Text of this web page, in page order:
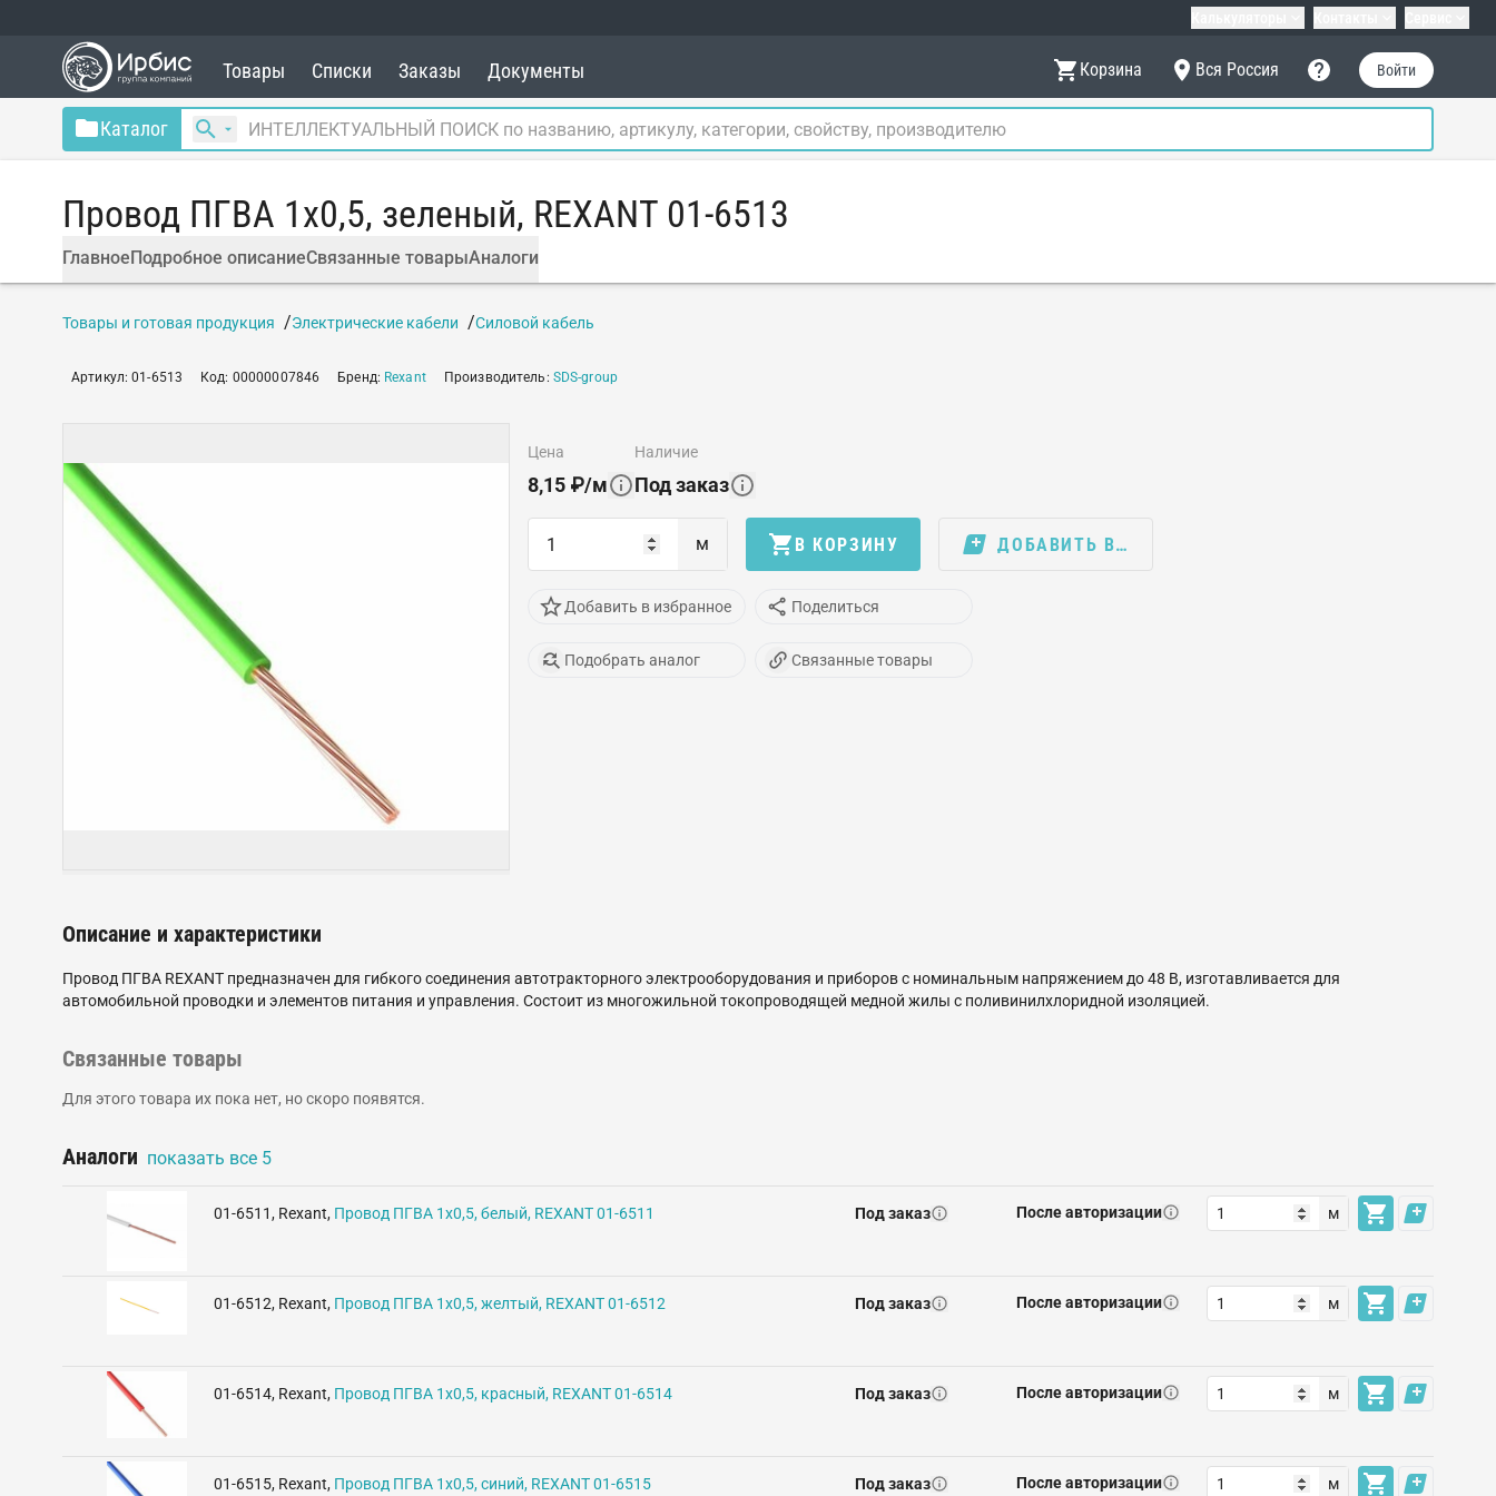
Товары Списки Заказы Документы Корзина Вся Россия Войти
Каталог
Провод ПГВА 1х0,5, зеленый, REXANT 01-6513
ГлавноеПодробное описаниеСвязанные товарыАналоги
Товары и готовая продукция Электрические кабели Силовой кабель
Артикул:01-6513 Код: 00000007846 Бренд: Rexant Производитель: SDS-group
цена
8,15 ₽/м
наличие
Под заказ
м В КОРЗИНУ ДОБАВИТЬ В…
Добавить в избранное Поделиться
Подобрать аналог Связанные товары
Описание и характеристики
Провод ПГВА REXANT предназначен для гибкого соединения автотракторного электрооборудования и приборов с номинальным напряжением до 48 В, изготавливается для
автомобильной проводки и элементов питания и управления. Состоит из многожильной токопроводящей медной жилы с поливинилхлоридной изоляцией.
Связанные товары
Для этого товара их пока нет, но скоро появятся.
Аналоги показать все 5
01-6511, Rexant, Провод ПГВА 1х0,5, белый, REXANT 01-6511 Под заказ После авторизации м
01-6512, Rexant, Провод ПГВА 1х0,5, желтый, REXANT 01-6512 Под заказ После авторизации м
01-6514, Rexant, Провод ПГВА 1х0,5, красный, REXANT 01-6514 Под заказ После авторизации м
01-6515, Rexant, Провод ПГВА 1х0,5, синий, REXANT 01-6515 Под заказ После авторизации м